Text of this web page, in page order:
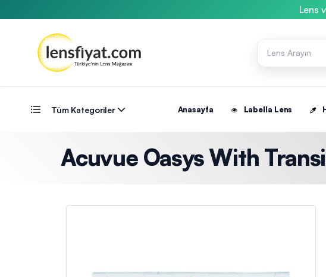
Lens
Tüm Kategoriler Anasayfa Labella Lens
Acuvue Oasys With